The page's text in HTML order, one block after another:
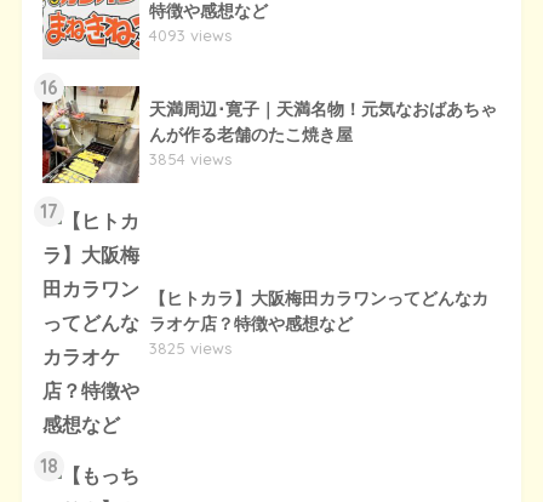
特徴や感想など
4093 views
16
天満周辺･寛子｜天満名物！元気なおばあちゃ
んが作る老舗のたこ焼き屋
3854 views
17
【ヒトカラ】大阪梅田カラワンってどんなカ
ラオケ店？特徴や感想など
3825 views
18